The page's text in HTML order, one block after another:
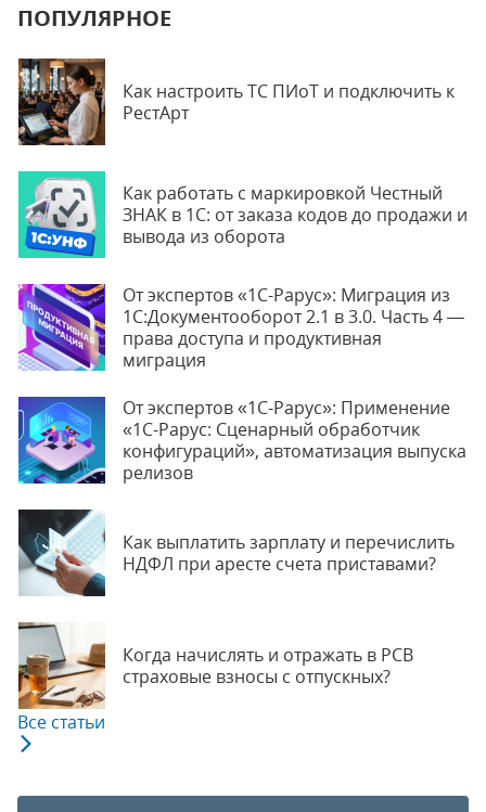
ПОПУЛЯРНОЕ
Как настроить ТС ПИоТ и подключить к
РестАрт
Как работать с маркировкой Честный
ЗНАК в 1С: от заказа кодов до продажи и
вывода из оборота
От экспертов «1С-Рарус»: Миграция из
1С:Документооборот 2.1 в 3.0. Часть 4 —
права доступа и продуктивная
миграция
От экспертов «1С-Рарус»: Применение
«1С-Рарус: Сценарный обработчик
конфигураций», автоматизация выпуска
релизов
Как выплатить зарплату и перечислить
НДФЛ при аресте счета приставами?
Когда начислять и отражать в РСВ
страховые взносы с отпускных?
Все статьи